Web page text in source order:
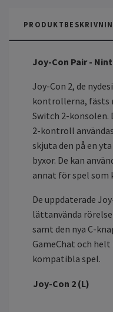
Joy-Con Pair -
Joy-Con 2, de
kontrollerna, fästs
Switch 2-konsolen.
2-kontroll
skjuta den på en
byxor. De kan
annat för spel som
De uppdaterade
lättanvända
samt den nya C-
GameChat och
kompatibla spel.
Joy-Con 2 (L)